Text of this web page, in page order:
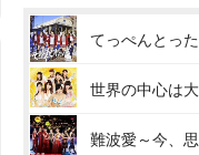
てっぺんとっ
難波愛～今、